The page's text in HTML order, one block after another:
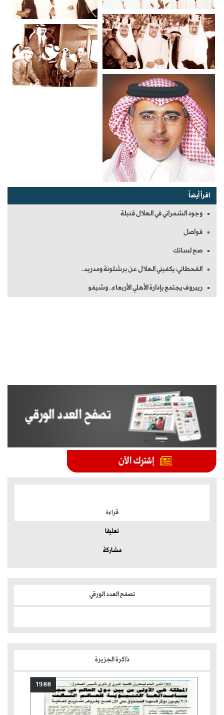
اقرأ أيضاً
وجود الشمراني في الهلال قنبلة
فواصل
صح لسانك
القحطاني: يكفيني الهلال عن برشلونة ومدريد..
ريبروف يجتمع بإدارة الأهلي الأربعاء.. وشيفو
قراءة
تعليقا
مشاركة
تصفح العدد الورقي
ذاكرة الجزيرة
1988